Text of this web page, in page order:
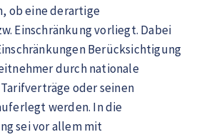
ob eine derartige
Einschränkung vorliegt. Dabei
Berücksichtigung
durch nationale
oder seinen
werden. In die
sei vor allem mit